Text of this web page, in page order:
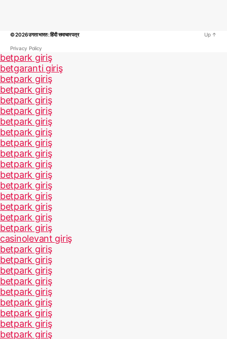
© 2026उगता भारत : हिंदी समाचार पत्र
Privacy Policy
Up ↑
betpark giriş
betgaranti giriş
betpark giriş
betpark giriş
betpark giriş
betpark giriş
betpark giriş
betpark giriş
betpark giriş
betpark giriş
betpark giriş
betpark giriş
betpark giriş
betpark giriş
betpark giriş
betpark giriş
betpark giriş
casinolevant giriş
betpark giriş
betpark giriş
betpark giriş
betpark giriş
betpark giriş
betpark giriş
betpark giriş
betpark giriş
betpark giriş